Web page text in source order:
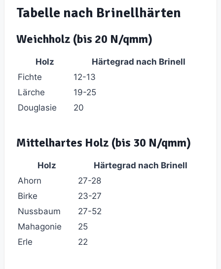
Tabelle nach Brinellhärten
Weichholz (bis 20 N/qmm)
Holz
Härtegrad nach Brinell
Fichte
12-13
Lärche
19-25
Douglasie
20
Mittelhartes Holz (bis 30 N/qmm)
Holz
Härtegrad nach Brinell
Ahorn
27-28
Birke
23-27
Nussbaum
27-52
Mahagonie
25
Erle
22